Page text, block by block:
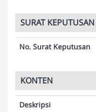
SURAT KEPUTUSAN
No. Surat Keputusan
KONTEN
Deskripsi